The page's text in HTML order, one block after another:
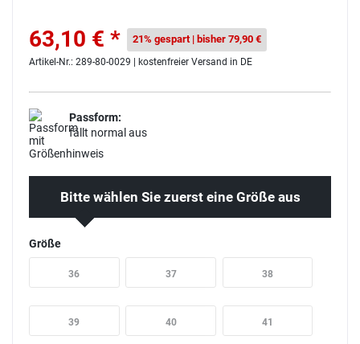
63,10 € * 21% gespart | bisher 79,90 €
Artikel-Nr.: 289-80-0029 | kostenfreier Versand in DE
Passform:
fällt normal aus
Bitte wählen Sie zuerst eine Größe aus
Größe
36 37 38
39 40 41